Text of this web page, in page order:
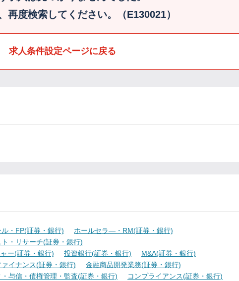
再度検索してください。（E130021）
求人条件設定ページに戻る
・FP(証券・銀行)
ホールセラ―・RM(証券・銀行)
ト・リサーチ(証券・銀行)
ー(証券・銀行)
投資銀行(証券・銀行)
M&A(証券・銀行)
イナンス(証券・銀行)
金融商品開発業務(証券・銀行)
・与信・債権管理・監査(証券・銀行)
コンプライアンス(証券・銀行)